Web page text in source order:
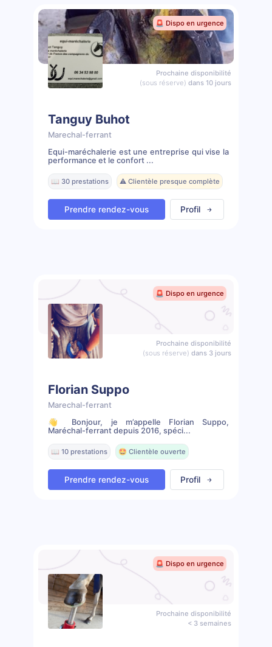
🚨 Dispo en urgence
Prochaine disponibilité
(sous réserve) dans 10 jours
Tanguy Buhot
Marechal-ferrant
Equi-maréchalerie est une entreprise qui vise la
performance et le confort ...
📖 30 prestations ⚠️ Clientèle presque complète
Prendre rendez-vous Profil
🚨 Dispo en urgence
Prochaine disponibilité
(sous réserve) dans 3 jours
Florian Suppo
Marechal-ferrant
👋 Bonjour, je m’appelle Florian Suppo,
Maréchal-ferrant depuis 2016, spéci...
📖 10 prestations 🤩 Clientèle ouverte
Prendre rendez-vous Profil
🚨 Dispo en urgence
Prochaine disponibilité
< 3 semaines